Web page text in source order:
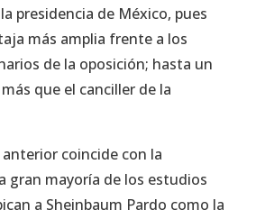
presidencia de México, pues
más amplia frente a los
de la oposición; hasta un
que el canciller de la
coincide con la
gran mayoría de los estudios
a Sheinbaum Pardo como la